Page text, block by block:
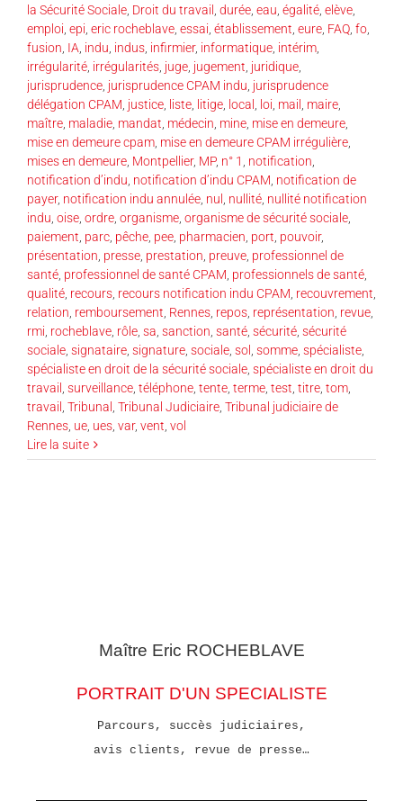
la Sécurité Sociale, Droit du travail , durée, eau, égalité, elève,
emploi, epi, eric rocheblave, essai, établissement, eure, FAQ, fo,
fusion, IA, indu, indus, infirmier, informatique, intérim,
irrégularité, irrégularités, juge, jugement, juridique,
jurisprudence, jurisprudence CPAM indu, jurisprudence
délégation CPAM, justice, liste, litige, local , loi, mail , maire,
maître, maladie, mandat, médecin, mine, mise en demeure,
mise en demeure cpam, mise en demeure CPAM irrégulière,
mises en demeure, Montpellier, MP, n° 1 , notification,
notification d’indu, notification d’indu CPAM, notification de
payer, notification indu annulée, nul , nullité, nullité notification
indu, oise, ordre, organisme, organisme de sécurité sociale,
paiement, parc, pêche, pee, pharmacien, port, pouvoir,
présentation, presse, prestation, preuve, professionnel de
santé, professionnel de santé CPAM, professionnels de santé,
qualité, recours, recours notification indu CPAM, recouvrement,
relation, remboursement, Rennes, repos, représentation, revue,
rmi, rocheblave, rôle, sa, sanction, santé, sécurité, sécurité
sociale, signataire, signature, sociale, sol , somme, spécialiste,
spécialiste en droit de la sécurité sociale, spécialiste en droit du
travail , surveillance, téléphone, tente, terme, test, titre, tom,
travail , Tribunal , Tribunal Judiciaire, Tribunal judiciaire de
Rennes, ue, ues, var, vent, vol
Lire la suite
Maître Eric ROCHEBLAVE
PORTRAIT D'UN SPECIALISTE
Parcours, succès judiciaires,
avis clients, revue de presse…